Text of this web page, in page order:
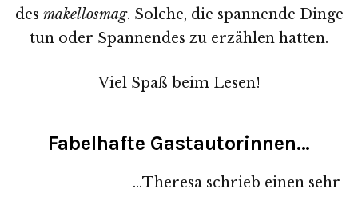
des makellosmag. Solche, die spannende Dinge
tun oder Spannendes zu erzählen hatten.
Viel Spaß beim Lesen!
Fabelhafte Gastautorinnen…
…Theresa schrieb einen sehr